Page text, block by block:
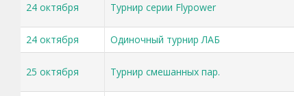
24 октября Турнир серии Flypower
24 октября
Одиночный турнир ЛАБ
25 октября Турнир смешанных пар.